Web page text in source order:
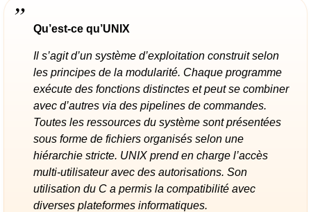
Qu’est-ce qu’UNIX
Il s’agit d’un système d’exploitation construit selon
les principes de la modularité. Chaque programme
exécute des fonctions distinctes et peut se combiner
avec d’autres via des pipelines de commandes.
Toutes les ressources du système sont présentées
sous forme de fichiers organisés selon une
hiérarchie stricte. UNIX prend en charge l’accès
multi-utilisateur avec des autorisations. Son
utilisation du C a permis la compatibilité avec
diverses plateformes informatiques.